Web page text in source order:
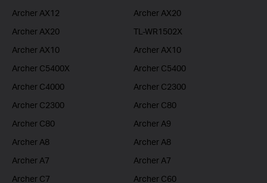
Archer AX12
Archer AX20
Archer AX20
TL-WR1502X
Archer AX10
Archer AX10
Archer C5400X
Archer C5400
Archer C4000
Archer C2300
Archer C2300
Archer C80
Archer C80
Archer A9
Archer A8
Archer A8
Archer A7
Archer A7
Archer C7
Archer C60